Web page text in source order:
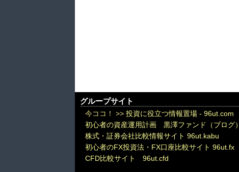
グループサイト
今ココ！ >> 投資に役立つ情報置場 - 96ut.com
初心者の資産運用計画 黒澤ファンド（ブログ）
株式・証券会社比較情報サイト 96ut.kabu
初心者のFX投資法・FX口座比較サイト 96ut.fx
CFD比較サイト 96ut.cfd